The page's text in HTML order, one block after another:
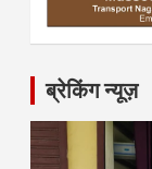
ब्रेकिंग न्यूज़